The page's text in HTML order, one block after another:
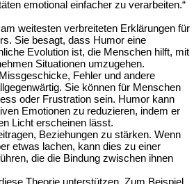
emotional einfacher zu verarbeiten.“
weitesten verbreiteten Erklärungen für
Sie besagt, dass Humor eine
Evolution ist, die Menschen hilft, mit
Situationen umzugehen.
Fehler und andere
Sie können für Menschen
oder Frustration sein. Humor kann
Emotionen zu reduzieren, indem er
Licht erscheinen lässt.
Beziehungen zu stärken. Wenn
etwas lachen, kann dies zu einer
die die Bindung zwischen ihnen
Theorie unterstützen. Zum Beispiel